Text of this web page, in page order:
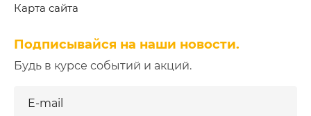
Карта сайта
Подписывайся на наши новости.
Будь в курсе событий и акций.